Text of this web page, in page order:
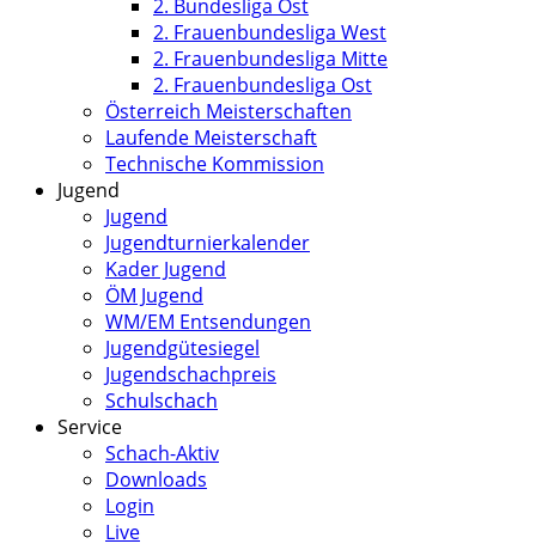
2. Bundesliga Ost
2. Frauenbundesliga West
2. Frauenbundesliga Mitte
2. Frauenbundesliga Ost
Österreich Meisterschaften
Laufende Meisterschaft
Technische Kommission
Jugend
Jugend
Jugendturnierkalender
Kader Jugend
ÖM Jugend
WM/EM Entsendungen
Jugendgütesiegel
Jugendschachpreis
Schulschach
Service
Schach-Aktiv
Downloads
Login
Live